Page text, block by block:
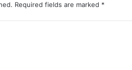
Required fields are marked *